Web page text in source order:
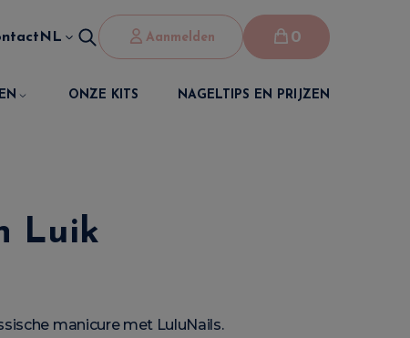
NL Aanmelden 0
ONZE KITS NAGELTIPS EN PRIJZEN
Luik
manicure met LuluNails.